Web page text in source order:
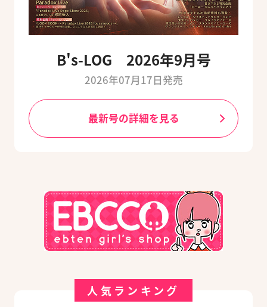
B's-LOG 2026年9月号
2026年07月17日発売
最新号の詳細を見る
人気ランキング